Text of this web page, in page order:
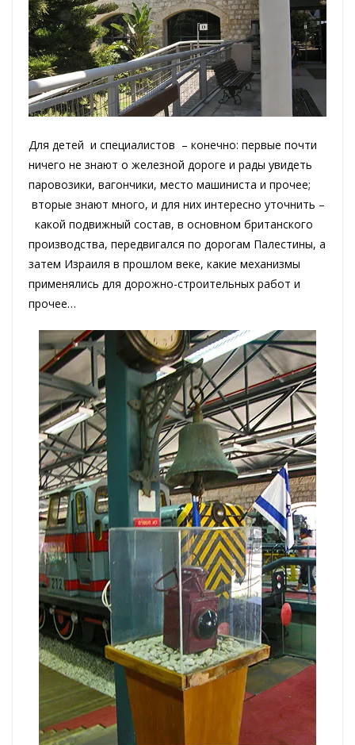
Для детей и специалистов – конечно: первые почти
ничего не знают о железной дороге и рады увидеть
паровозики, вагончики, место машиниста и прочее;
вторые знают много, и для них интересно уточнить –
какой подвижный состав, в основном британского
производства, передвигался по дорогам Палестины, а
затем Израиля в прошлом веке, какие механизмы
применялись для дорожно-строительных работ и
прочее…